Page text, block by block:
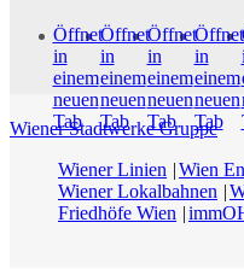
Öffnet
in
einem
neuen
Tab
Öffnet
in
einem
neuen
Tab
Öffnet
in
einem
neuen
Tab
Öffnet
in
einem
neuen
Tab
Wiener Stadtwerke Gruppe
Wiener Linien
Wien
Wiener Lokalbahnen
Friedhöfe Wien